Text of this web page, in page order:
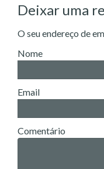
Deixar uma
O seu endereço de
Nome
Email
Comentário